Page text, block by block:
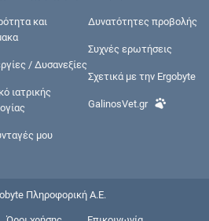
και
/ Δυσανεξίες
ιατρικής
μου
Δυνατότητες προβολής
Συχνές ερωτήσεις
Σχετικά με την Ergobyte
GalinosVet.gr
Πληροφορική Α.Ε.